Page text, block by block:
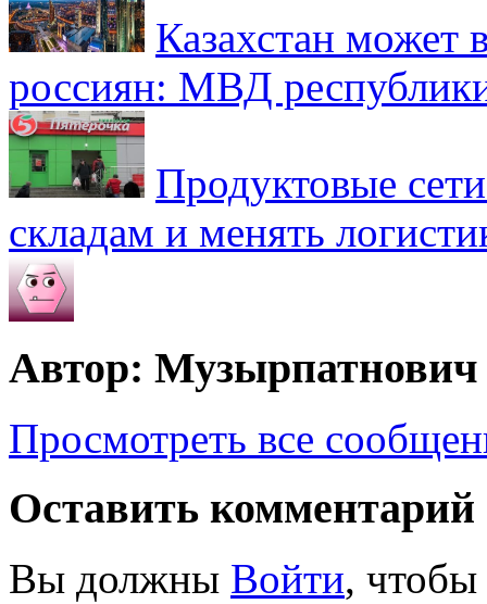
Казахстан может
россиян: МВД
Продуктовые
складам и менять
Автор: Музырпатнович
Просмотреть все
Оставить комментарий
Вы должны Войти, чтобы